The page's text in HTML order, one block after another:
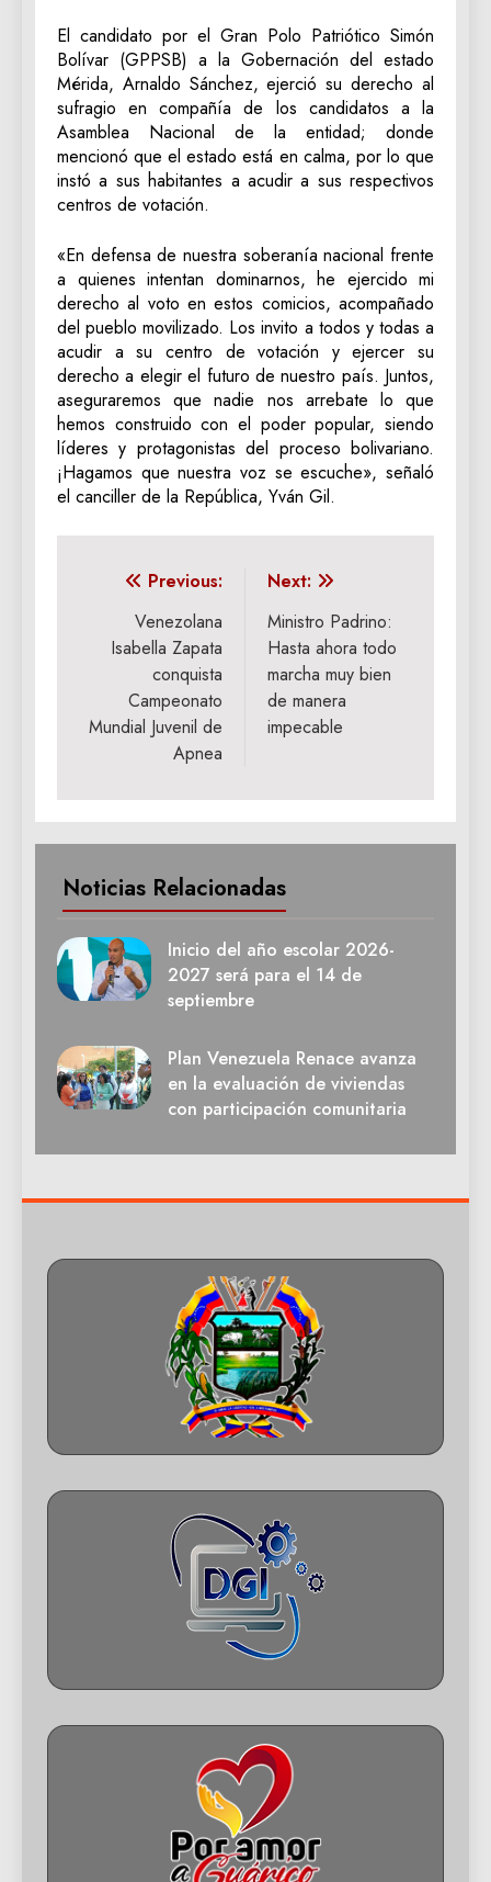
El candidato por el Gran Polo Patriótico Simón
Bolívar (GPPSB) a la Gobernación del estado
Mérida, Arnaldo Sánchez, ejerció su derecho al
sufragio en compañía de los candidatos a la
Asamblea Nacional de la entidad; donde
mencionó que el estado está en calma, por lo que
instó a sus habitantes a acudir a sus respectivos
centros de votación.
«En defensa de nuestra soberanía nacional frente
a quienes intentan dominarnos, he ejercido mi
derecho al voto en estos comicios, acompañado
del pueblo movilizado. Los invito a todos y todas a
acudir a su centro de votación y ejercer su
derecho a elegir el futuro de nuestro país. Juntos,
aseguraremos que nadie nos arrebate lo que
hemos construido con el poder popular, siendo
líderes y protagonistas del proceso bolivariano.
¡Hagamos que nuestra voz se escuche», señaló
el canciller de la República, Yván Gil.
Navegación
entradas
Previous:
Venezolana
Isabella Zapata
conquista
Campeonato
Mundial Juvenil de
Apnea
Next:
Ministro Padrino:
Hasta ahora todo
marcha muy bien
de manera
impecable
Noticias Relacionadas
Inicio del año escolar 2026-
2027 será para el 14 de
septiembre
Plan Venezuela Renace avanza
en la evaluación de viviendas
con participación comunitaria